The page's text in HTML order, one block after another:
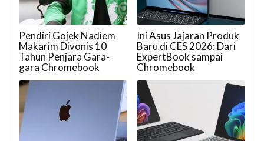
Pendiri Gojek Nadiem
Makarim Divonis 10
Tahun Penjara Gara-
gara Chromebook
Ini Asus Jajaran Produk
Baru di CES 2026: Dari
ExpertBook sampai
Chromebook